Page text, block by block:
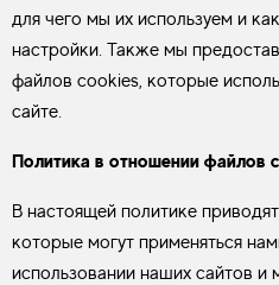
для чего мы их используем и
настройки. Также мы
файлов cookies, которые
сайте.
Политика в отношении файлов
В настоящей политике
которые могут применяться
использовании наших сайтов